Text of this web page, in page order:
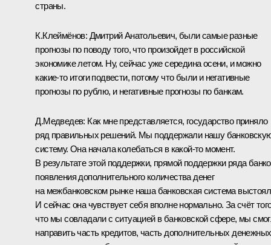
страны.
К.Клеймёнов: Дмитрий Анатольевич, были самые разные
прогнозы по поводу того, что произойдет в российской
экономике летом. Ну, сейчас уже середина осени, и можно
какие‑то итоги подвести, потому что были и негативные
прогнозы по рублю, и негативные прогнозы по банкам.
Д.Медведев: Как мне представляется, государство приняло
ряд правильных решений. Мы поддержали нашу
систему. Она начала колебаться в какой‑то момент.
В результате этой поддержки, прямой поддержки ряда
появления дополнительного количества денег
на межбанковском рынке наша банковская система
И сейчас она чувствует себя вполне нормально. За счёт
что мы совладали с ситуацией в банковской сфере, мы
направить часть кредитов, часть дополнительных денежных